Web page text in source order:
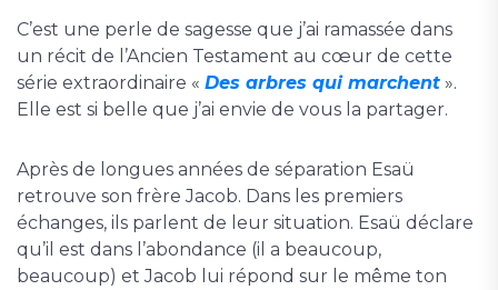
C’est une perle de sagesse que j’ai ramassée dans
un récit de l’Ancien Testament au cœur de cette
série extraordinaire « Des arbres qui marchent ».
Elle est si belle que j’ai envie de vous la partager.
Après de longues années de séparation Esaü
retrouve son frère Jacob. Dans les premiers
échanges, ils parlent de leur situation. Esaü déclare
qu’il est dans l’abondance (il a beaucoup,
beaucoup) et Jacob lui répond sur le même ton